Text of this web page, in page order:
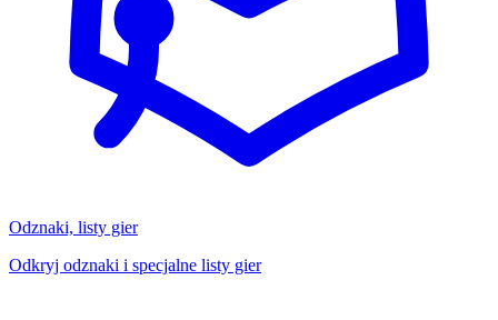
Odznaki, listy gier
Odkryj odznaki i specjalne listy gier